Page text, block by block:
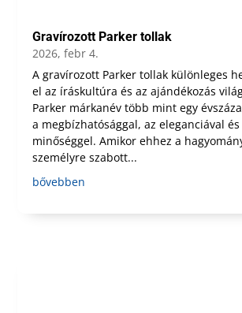
Gravírozott Parker tollak
2026, febr 4.
A gravírozott Parker tollak különleges
el az íráskultúra és az ajándékozás
Parker márkanév több mint egy
a megbízhatósággal, az eleganciával
minőséggel. Amikor ehhez a
személyre szabott...
bővebben